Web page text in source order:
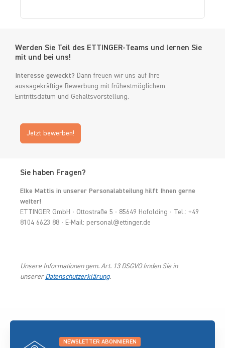
Werden Sie Teil des ETTINGER-Teams und lernen Sie
mit und bei uns!
Interesse geweckt? Dann freuen wir uns auf Ihre
aussagekräftige Bewerbung mit frühestmöglichem
Eintrittsdatum und Gehaltsvorstellung.
Jetzt bewerben!
Sie haben Fragen?
Elke Mattis in unserer Personalabteilung hilft Ihnen gerne
weiter!
ETTINGER GmbH ∙ Ottostraße 5 ∙ 85649 Hofolding ∙ Tel.: +49
8104 6623 88 ∙ E-Mail: personal@ettinger.de
Unsere Informationen gem. Art. 13 DSGVO finden Sie in
unserer Datenschutzerklärung.
NEWSLETTER ABONNIEREN